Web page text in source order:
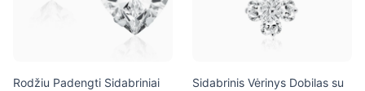
Rodžiu Padengti Sidabriniai
Sidabrinis Vėrinys Dobilas su